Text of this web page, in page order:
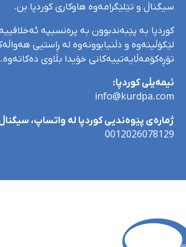
سیگناڵ و تێلێگرامەوە هاوکاری کوردپا بن.
کوردپا بە پێبەندبوون بە پرەنسیپە
لێکۆڵینەوە و دڵنیابوونەوە لە ڕاستیی
تۆڕەکۆمەڵایەتییەکانی خۆیدا بڵاوی دەکاتەوە.
ئیمەیڵی کوردپا:
info@kurdpa.com
ژمارەی پێوەندیی کوردپا لە واتساپ، سیگناڵ
0012026078129